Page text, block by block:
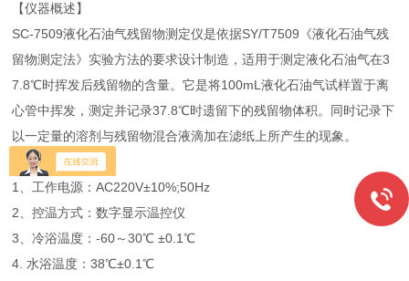
【仪器概述】
SC-7509液化石油气残留物测定仪是依据SY/T7509《液化石油气残
留物测定法》实验方法的要求设计制造，适用于测定液化石油气在3
7.8℃时挥发后残留物的含量。它是将100mL液化石油气试样置于离
心管中挥发，测定并记录37.8℃时遗留下的残留物体积。同时记录下
以一定量的溶剂与残留物混合液滴加在滤纸上所产生的现象。
【技术参数】
1、工作电源：AC220V±10%;50Hz
2、控温方式：数字显示温控仪
3、冷浴温度：-60～30℃ ±0.1℃
4. 水浴温度：38℃±0.1℃